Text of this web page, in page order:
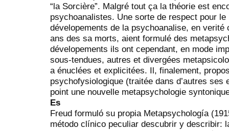
“la Sorcière”. Malgré tout ça la théorie est
psychoanalistes. Une sorte de respect pour
dévelopements de la psychoanalise, en
ans des sa morts, aient formulé des
dévelopements ils ont cependant, en mode
sous-tendues, autres et divergées
a énuclées et explicitées. Il, finalement,
psychofysiologique (traitée dans d’autres
point une nouvelle metapsychologie
Es
Freud formuló su propia Metapsychología
método clínico peculiar descubrir y describir: